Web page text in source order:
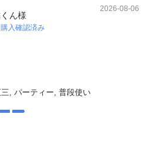
ん様
購入確認済み
2026-08-06
, パーティー, 普段使い